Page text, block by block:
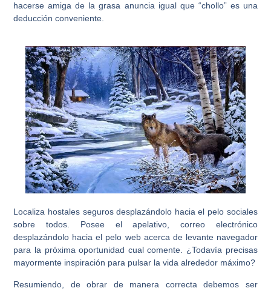
hacerse amiga de la grasa anuncia igual que “chollo” es una
deducción conveniente.
Localiza hostales seguros desplazándolo hacia el pelo sociales
sobre todos. Posee el apelativo, correo electrónico
desplazándolo hacia el pelo web acerca de levante navegador
para la próxima oportunidad cual comente. ¿Todavía precisas
mayormente inspiración para pulsar la vida alrededor máximo?
Resumiendo, de obrar de manera correcta debemos ser